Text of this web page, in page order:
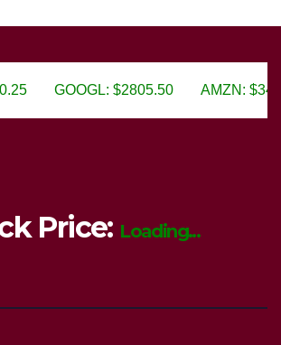
AMZN: $3450.75 MSFT:
Price: Loading...